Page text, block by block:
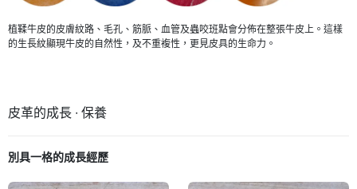
植鞣牛皮的皮膚紋路、毛孔、筋脈、血管及蟲咬班點會分佈在整張牛皮上。這樣
的生長紋顯現牛皮的自然性，及不重複性，更見皮具的生命力。
皮革的成長 ∙ 保養
別具一格的成長經歷